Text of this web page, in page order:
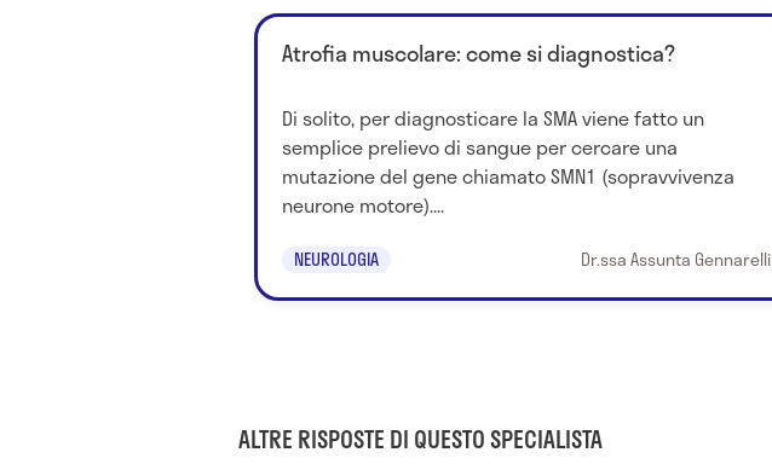
Atrofia muscolare: come si diagnostica?
Di solito, per diagnosticare la SMA viene fatto un
semplice prelievo di sangue per cercare una
mutazione del gene chiamato SMN1 (sopravvivenza
neurone motore)....
NEUROLOGIA Dr.ssa Assunta Gennarelli
ALTRE RISPOSTE DI QUESTO SPECIALISTA